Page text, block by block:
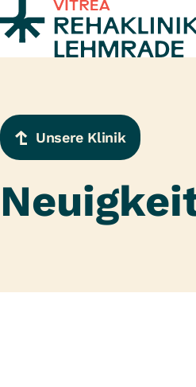
Zum Inhalt springen
Unsere Klinik